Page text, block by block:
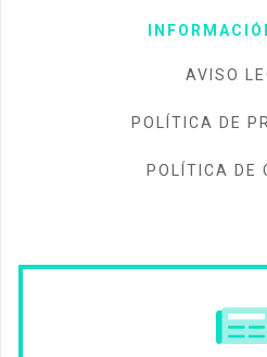
AVISO
POLÍTICA DE
POLÍTICA DE